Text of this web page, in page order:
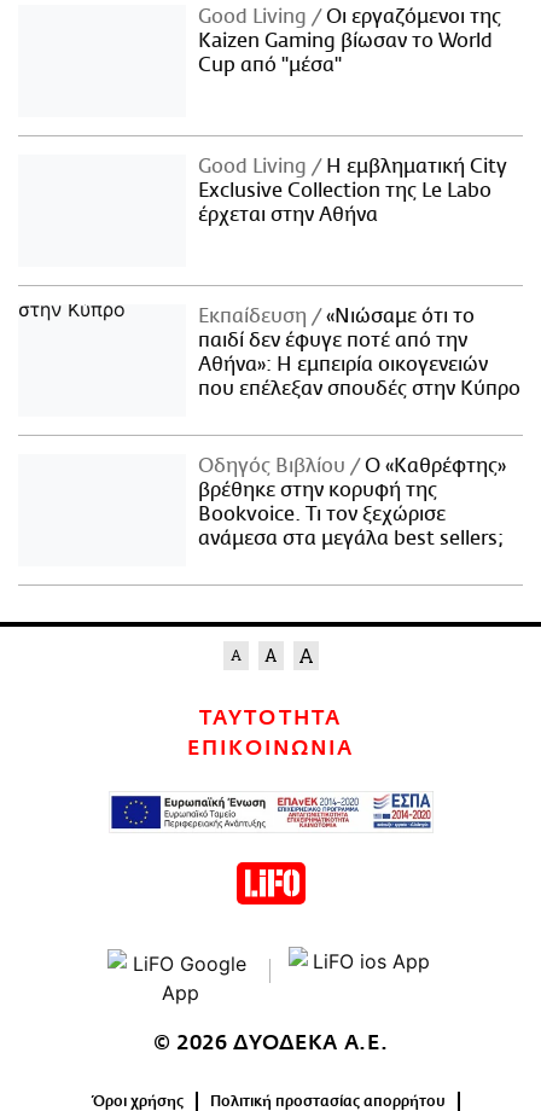
Good Living
Οι εργαζόμενοι της
Kaizen Gaming βίωσαν το World
Cup από "μέσα"
Good Living
Η εμβληματική City
Exclusive Collection της Le Labo
έρχεται στην Αθήνα
Εκπαίδευση
«Νιώσαμε ότι το
παιδί δεν έφυγε ποτέ από την
Αθήνα»: Η εμπειρία οικογενειών
που επέλεξαν σπουδές στην Κύπρο
Οδηγός Βιβλίου
Ο «Καθρέφτης»
βρέθηκε στην κορυφή της
Bookvoice. Τι τον ξεχώρισε
ανάμεσα στα μεγάλα best sellers;
ΤΑΥΤΟΤΗΤΑ
ΕΠΙΚΟΙΝΩΝΙΑ
© 2026 ΔΥΟΔΕΚΑ Α.Ε.
Όροι χρήσης Πολιτική προστασίας απορρήτου